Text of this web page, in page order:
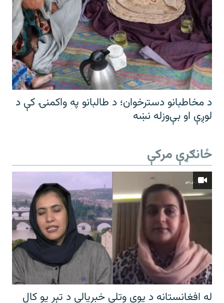
د مخاطبانو دسترخوان؛ د طالبانو په واکمنۍ کې د
لوږې او بې‌وزله نښه
ځانګړې مرکې
له افغانستانه د یوې وتلې خبریالې د تېر يو کال